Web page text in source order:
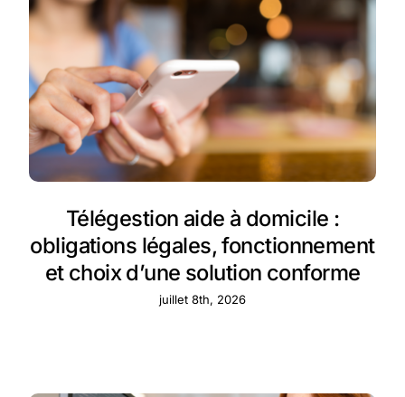
Télégestion aide à domicile :
obligations légales, fonctionnement
et choix d’une solution conforme
juillet 8th, 2026